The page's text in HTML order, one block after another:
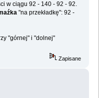
w ciągu 92 - 140 - 92 - 92.
"na przekładkę": 92 -
"górnej" i "dolnej"
Zapisane